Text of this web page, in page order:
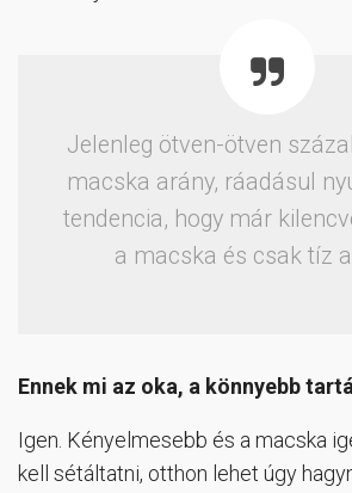
Jelenleg ötven-ötven
macska arány, ráadásul
tendencia, hogy már
a macska és csak tíz
Ennek mi az oka, a könnyebb
Igen. Kényelmesebb és a macska
kell sétáltatni, otthon lehet úgy